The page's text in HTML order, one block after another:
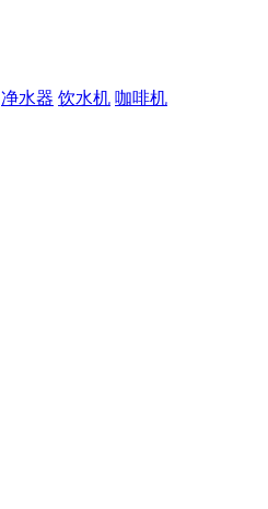
净水器 饮水机 咖啡机